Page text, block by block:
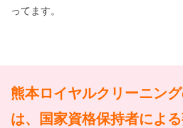
ってます。
熊本ロイヤルクリーニン
は、国家資格保持者によ